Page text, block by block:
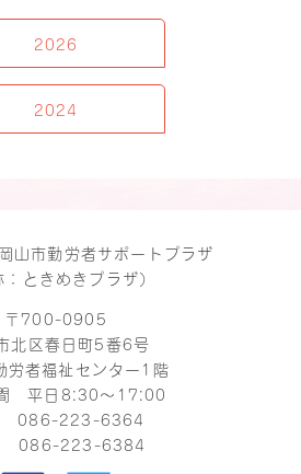
2026
2024
山市勤労者サポートプラザ
：ときめきプラザ）
〒700-0905
北区春日町5番6号
労者福祉センター1階
平日8:30～17:00
086-223-6364
086-223-6384